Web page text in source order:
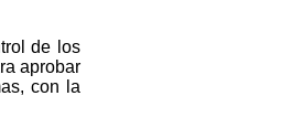
de los
aprobar
con la